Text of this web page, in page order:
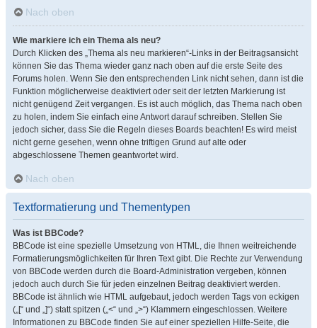
Nach oben
Wie markiere ich ein Thema als neu?
Durch Klicken des „Thema als neu markieren“-Links in der Beitragsansicht
können Sie das Thema wieder ganz nach oben auf die erste Seite des
Forums holen. Wenn Sie den entsprechenden Link nicht sehen, dann ist die
Funktion möglicherweise deaktiviert oder seit der letzten Markierung ist
nicht genügend Zeit vergangen. Es ist auch möglich, das Thema nach oben
zu holen, indem Sie einfach eine Antwort darauf schreiben. Stellen Sie
jedoch sicher, dass Sie die Regeln dieses Boards beachten! Es wird meist
nicht gerne gesehen, wenn ohne triftigen Grund auf alte oder
abgeschlossene Themen geantwortet wird.
Nach oben
Textformatierung und Thementypen
Was ist BBCode?
BBCode ist eine spezielle Umsetzung von HTML, die Ihnen weitreichende
Formatierungsmöglichkeiten für Ihren Text gibt. Die Rechte zur Verwendung
von BBCode werden durch die Board-Administration vergeben, können
jedoch auch durch Sie für jeden einzelnen Beitrag deaktiviert werden.
BBCode ist ähnlich wie HTML aufgebaut, jedoch werden Tags von eckigen
(„[“ und „]“) statt spitzen („<“ und „>“) Klammern eingeschlossen. Weitere
Informationen zu BBCode finden Sie auf einer speziellen Hilfe-Seite, die